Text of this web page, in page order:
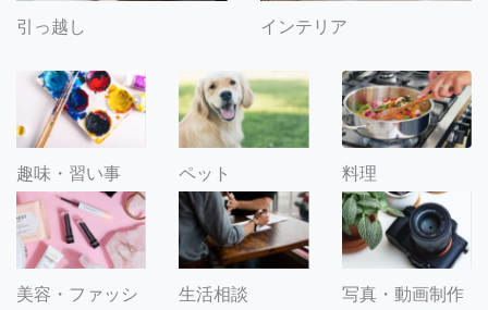
引っ越し インテリア
趣味・習い事 ペット 料理
美容・ファッシ
生活相談 写真・動画制作